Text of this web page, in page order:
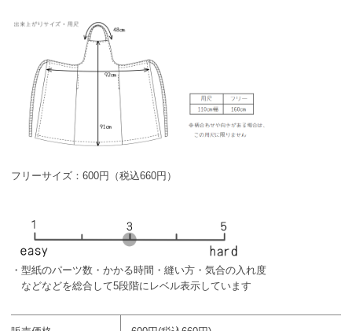
フリーサイズ：600円（税込660円）
・型紙のパーツ数・かかる時間・縫い方・気合の入れ度
などなどを総合して5段階にレベル表示しています